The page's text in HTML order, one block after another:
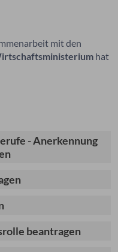
mit den
hat
- Anerkennung
beantragen